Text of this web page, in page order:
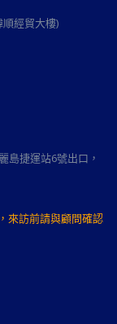
經貿大樓)
島捷運站6號出口，
來訪前請與顧問確認